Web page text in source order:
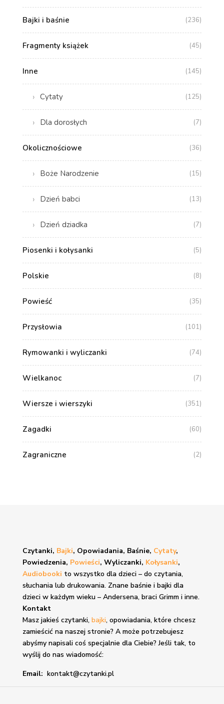
Bajki i baśnie (236)
Fragmenty książek (45)
Inne (145)
Cytaty (125)
Dla dorosłych (7)
Okolicznościowe (36)
Boże Narodzenie (15)
Dzień babci (13)
Dzień dziadka (7)
Piosenki i kołysanki (5)
Polskie (8)
Powieść (35)
Przysłowia (101)
Rymowanki i wyliczanki (74)
Wielkanoc (7)
Wiersze i wierszyki (351)
Zagadki (60)
Zagraniczne (2)
Czytanki, Bajki, Opowiadania, Baśnie, Cytaty,
Powiedzenia, Powieści, Wyliczanki, Kołysanki,
Audiobooki to wszystko dla dzieci – do czytania,
słuchania lub drukowania. Znane baśnie i bajkidla
dzieci w każdym wieku – Andersena, braci Grimm i inne.
Kontakt
Masz jakieś czytanki, bajki, opowiadania, które chcesz
zamieścić na naszej stronie? A może potrzebujesz
abyśmy napisali coś specjalnie dla Ciebie? Jeśli tak, to
wyślij do nas wiadomość:
Email: kontakt@czytanki.pl